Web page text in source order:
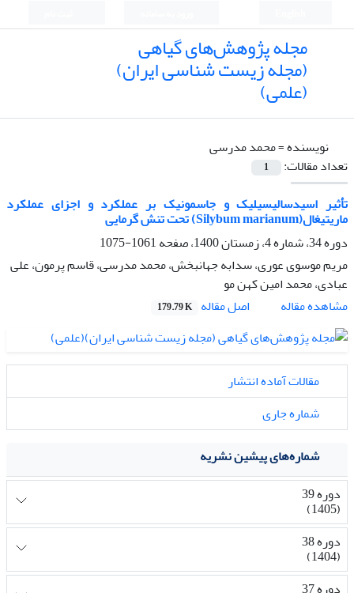
مجله پژوهش‌های گیاهی
(مجله زیست شناسی ایران)
(علمی)
نویسنده =محمد مدرسی
تعداد مقالات:
1
تأثیر اسیدسالیسیلیک و جاسمونیک بر عملکرد و اجزای عملکرد
ماریتیغال(Silybum marianum) تحت تنش گرمایی
دوره 34، شماره 4، زمستان 1400، صفحه
1061-1075
مریم موسوی عوری، سدابه جهانبخش، محمد مدرسی، قاسم پرمون، علی
عبادی، محمد امین کهن مو
مشاهده مقاله
اصل مقاله 179.79 K
مقالات آماده انتشار
شماره جاری
شماره‌های پیشین نشریه
دوره 39
(1405)
دوره 38
(1404)